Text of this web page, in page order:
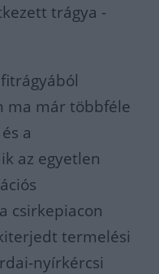
trágya -
ma már többféle
a
az egyetlen
csirkepiacon
termelési
nyírkércsi